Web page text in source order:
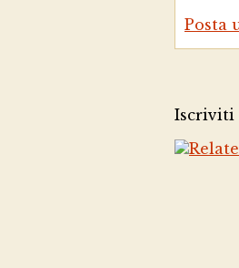
Posta
Iscriviti